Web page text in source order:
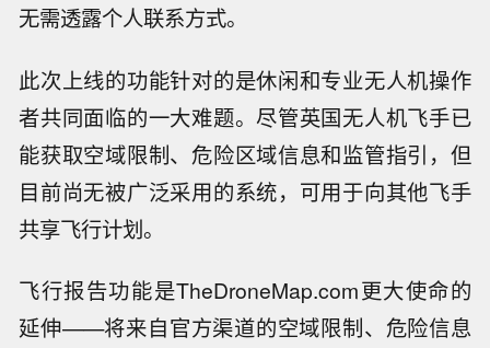
无需透露个人联系方式。
此次上线的功能针对的是休闲和专业无人机操作
者共同面临的一大难题。尽管英国无人机飞手已
能获取空域限制、危险区域信息和监管指引，但
目前尚无被广泛采用的系统，可用于向其他飞手
共享飞行计划。
飞行报告功能是TheDroneMap.com更大使命的
延伸——将来自官方渠道的空域限制、危险信息